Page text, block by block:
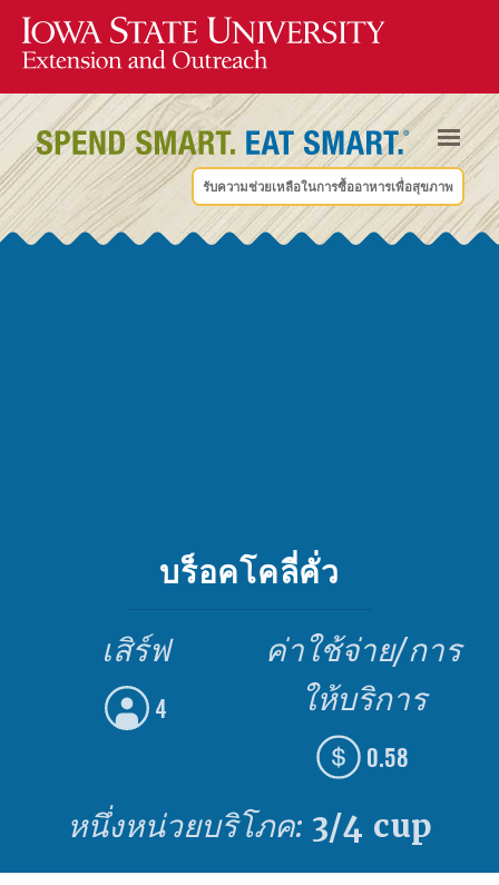
รับความช่วยเหลือในการซื้ออาหารเพื่อสุขภาพ
บร็อคโคลี่คั่ว
เสิร์ฟ
4
ค่าใช้จ่าย/การ
ให้บริการ
0.58
หนึ่งหน่วยบริโภค: 3/4 cup